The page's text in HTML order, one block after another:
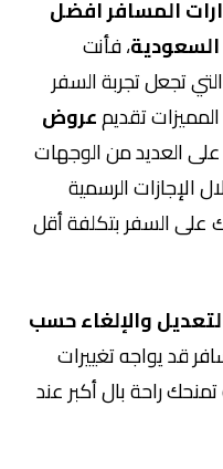
المسافر افضل
، فأنت
تجعل تجربة السفر
تقديمعروض
على العديد من الوجهات
الإجازات الرسمية
على السفر بتكلفة أقل
والإلغاء حسب
قد يواجه تغييرات
راحة بال أكبر عند